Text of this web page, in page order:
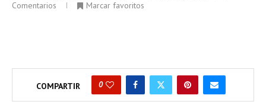
Comentarios
Marcar favoritos
COMPARTIR 0